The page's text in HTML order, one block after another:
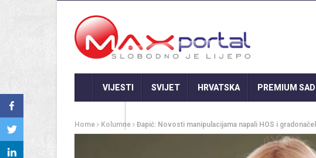
VIJESTI SVIJET HRVATSKA PREMIUM
Home Kolumne Đapić: Novosti manipulacijama napali HOS i